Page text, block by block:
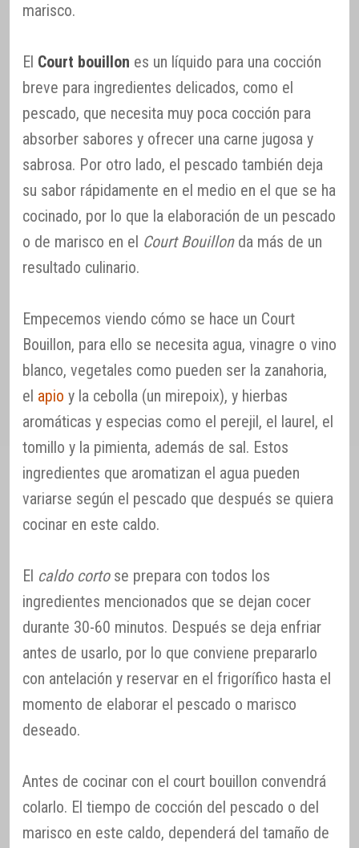
marisco.
El Court bouillon es un líquido para una cocción
breve para ingredientes delicados, como el
pescado, que necesita muy poca cocción para
absorber sabores y ofrecer una carne jugosa y
sabrosa. Por otro lado, el pescado también deja
su sabor rápidamente en el medio en el que se ha
cocinado, por lo que la elaboración de un pescado
o de marisco en el Court Bouillonda más de un
resultado culinario.
Empecemos viendo cómo se hace un Court
Bouillon, para ello se necesita agua, vinagre o vino
blanco, vegetales como pueden ser la zanahoria,
el apio y la cebolla (un mirepoix), y hierbas
aromáticas y especias como el perejil, el laurel, el
tomillo y la pimienta, además de sal. Estos
ingredientes que aromatizan el agua pueden
variarse según el pescado que después se quiera
cocinar en este caldo.
El caldo cortose prepara con todos los
ingredientes mencionados que se dejan cocer
durante 30-60 minutos. Después se deja enfriar
antes de usarlo, por lo que conviene prepararlo
con antelación y reservar en el frigorífico hasta el
momento de elaborar el pescado o marisco
deseado.
Antes de cocinar con el court bouillon convendrá
colarlo. El tiempo de cocción del pescado o del
marisco en este caldo, dependerá del tamaño de